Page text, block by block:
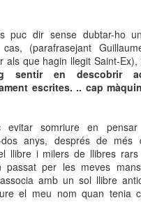
puc dir sense dubtar-ho
cas, (parafrasejant
als que hagin llegit Saint-
sentir en descobrir
escrites. .. cap
somriure en
dos anys, després de
llibre i milers de llibres
passat per les meves
amb un sol llibre
el meu nom quan tenia